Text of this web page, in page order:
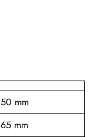
50 mm
65 mm